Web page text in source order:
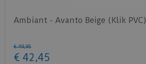
Ambiant - Avanto Beige (Klik PVC)
€ 49,95
€ 42 ,45